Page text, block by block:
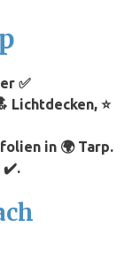
✅
Lichtdecken, ⭐
in 🌍 Tarp.
✔️.